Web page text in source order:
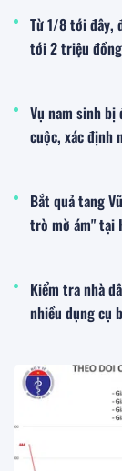
Từ 1/8 tới đây,
tới 2 triệu đồng
Vụ nam sinh bị
cuộc, xác định
Bắt quả tang
trò mờ ám" tại
Kiểm tra nhà
nhiều dụng cụ